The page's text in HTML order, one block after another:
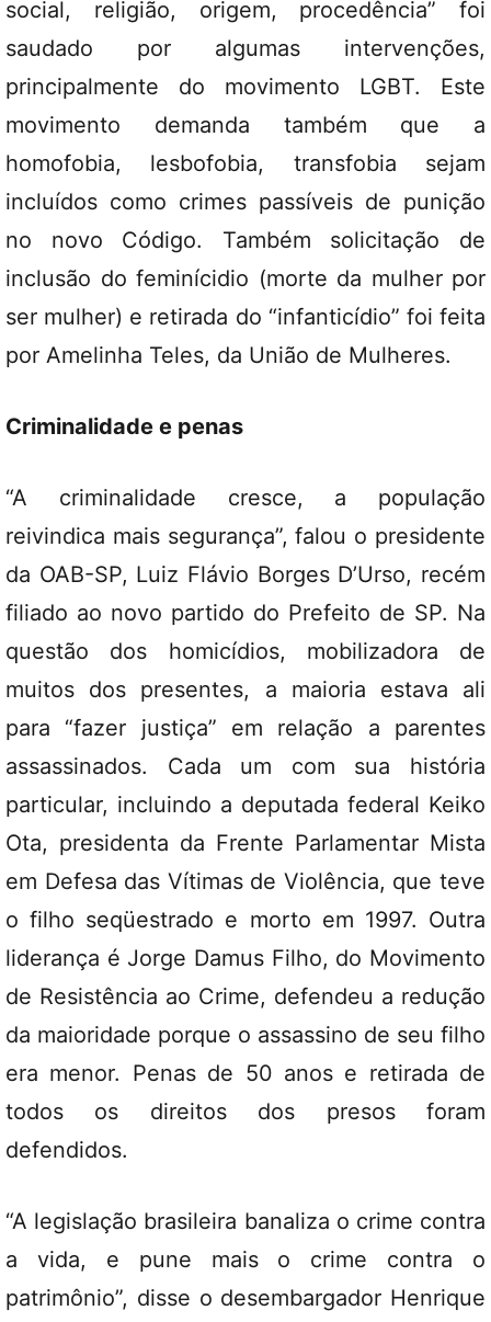
social, religião, origem, procedência” foi
saudado por algumas intervenções,
principalmente do movimento LGBT. Este
movimento demanda também que a
homofobia, lesbofobia, transfobia sejam
incluídos como crimes passíveis de punição
no novo Código. Também solicitação de
inclusão do feminícidio (morte da mulher por
ser mulher) e retirada do “infanticídio” foi feita
por Amelinha Teles, da União de Mulheres.
Criminalidade e penas
“A criminalidade cresce, a população
reivindica mais segurança”, falou o presidente
da OAB-SP, Luiz Flávio Borges D’Urso, recém
filiado ao novo partido do Prefeito de SP. Na
questão dos homicídios, mobilizadora de
muitos dos presentes, a maioria estava ali
para “fazer justiça” em relação a parentes
assassinados. Cada um com sua história
particular, incluindo a deputada federal Keiko
Ota, presidenta da Frente Parlamentar Mista
em Defesa das Vítimas de Violência, que teve
o filho seqüestrado e morto em 1997. Outra
liderança é Jorge Damus Filho, do Movimento
de Resistência ao Crime, defendeu a redução
da maioridade porque o assassino de seu filho
era menor. Penas de 50 anos e retirada de
todos os direitos dos presos foram
defendidos.
“A legislação brasileira banaliza o crime contra
a vida, e pune mais o crime contra o
patrimônio”, disse o desembargador Henrique